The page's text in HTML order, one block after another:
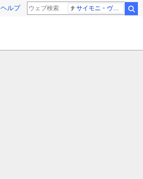
ヘルプ サイモニ・ヴニランギ 死去